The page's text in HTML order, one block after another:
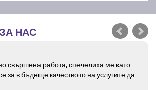
НАС
свършена работа, спечелиха ме като
за в бъдеще качеството на услугите да